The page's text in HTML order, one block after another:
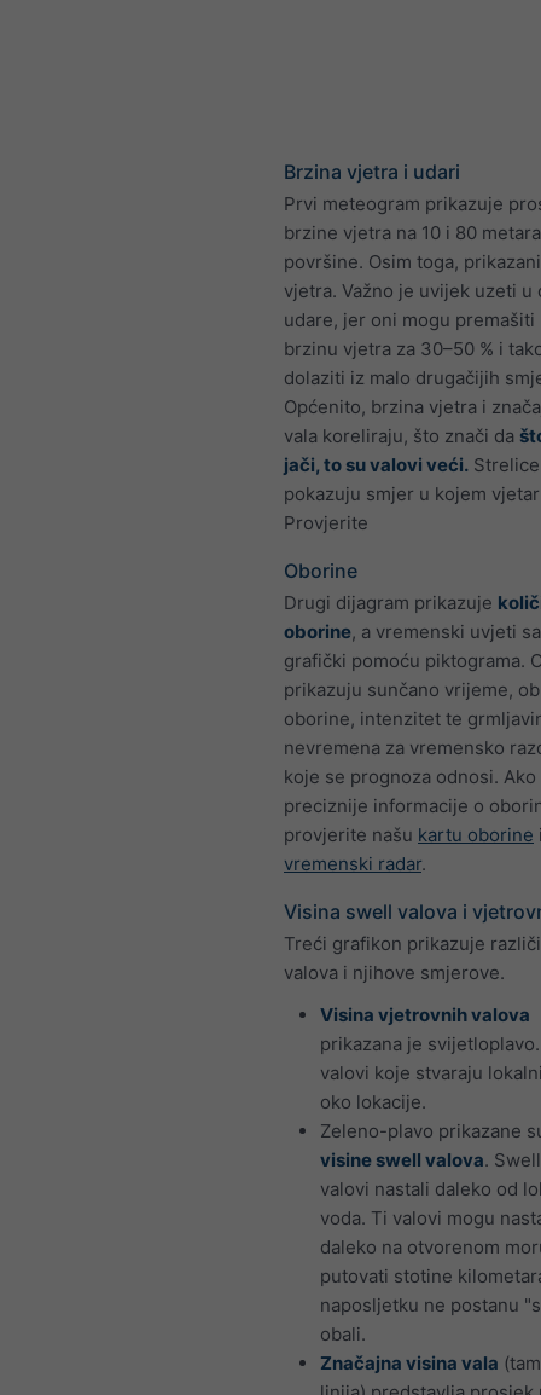
Brzina vjetra i udari
Prvi meteogram prikazuje
brzine vjetra na 10 i 80
površine. Osim toga,
vjetra. Važno je uvijek uzeti u
udare, jer oni mogu
brzinu vjetra za 30–50 % i
dolaziti iz malo drugačijih
Općenito, brzina vjetra i
vala koreliraju, što znači da
jači, to su valovi veći.
pokazuju smjer u kojem
Provjerite
Oborine
Drugi dijagram prikazuje
oborine, a vremenski uvjeti
grafički pomoću piktograma.
prikazuju sunčano vrijeme,
oborine, intenzitet te
nevremena za vremensko
koje se prognoza odnosi.
preciznije informacije o
provjerite našu kartu oborine
vremenski radar.
Visina swell valova i
Treći grafikon prikazuje
valova i njihove smjerove.
Visina vjetrovnih valova
prikazana je
valovi koje stvaraju
oko lokacije.
Zeleno-plavo prikazane
visine swell valova.
valovi nastali daleko od
voda. Ti valovi mogu
daleko na otvorenom
putovati stotine
naposljetku ne postanu
obali.
Značajna visina vala